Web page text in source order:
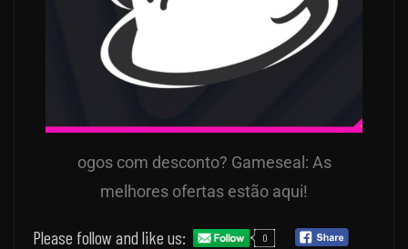
ogos com desconto? Gameseal: As
melhores ofertas estão aqui!
Please follow and like us:
0